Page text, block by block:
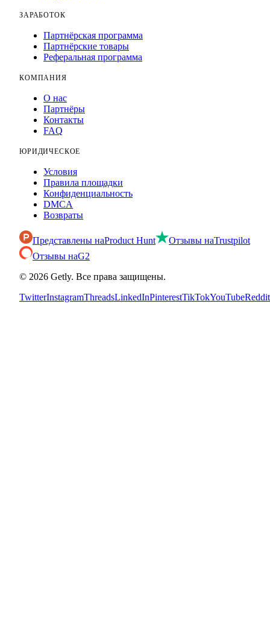
ЗАРАБОТОК
Партнёрская программа
Партнёрские товары
Реферальная программа
КОМПАНИЯ
О нас
Партнёры
Контакты
FAQ
ЮРИДИЧЕСКОЕ
Условия
Правила площадки
Конфиденциальность
DMCA
Возвраты
Представлены наProduct Hunt Отзывы наTrustpilot
Отзывы наG2
© 2026 Getly. Все права защищены.
TwitterInstagramThreadsLinkedInPinterestTikTokYouTubeReddit